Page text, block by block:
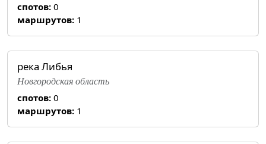
спотов: 0
маршрутов: 1
река Либья
Новгородская область
спотов: 0
маршрутов: 1